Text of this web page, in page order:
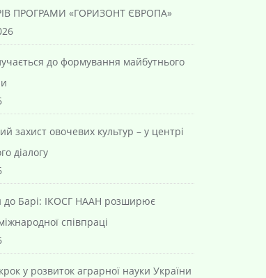
ПРОГРАМИ «ГОРИЗОНТ ЄВРОПА»
до формування майбутнього
захист овочевих культур – у центрі
діалогу
до Барі: ІКОСГ НААН розширює
співпраці
у розвиток аграрної науки України